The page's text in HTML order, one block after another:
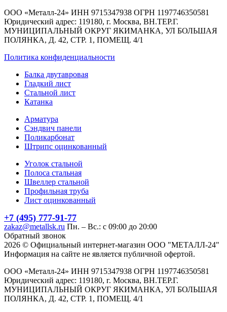
ООО «Металл-24» ИНН 9715347938 ОГРН 1197746350581
Юридический адрес: 119180, г. Москва, ВН.ТЕР.Г.
МУНИЦИПАЛЬНЫЙ ОКРУГ ЯКИМАНКА, УЛ БОЛЬШАЯ
ПОЛЯНКА, Д. 42, СТР. 1, ПОМЕЩ. 4/1
Политика конфиденциальности
Балка двутавровая
Гладкий лист
Стальной лист
Катанка
Арматура
Сэндвич панели
Поликарбонат
Штрипс оцинкованный
Уголок стальной
Полоса стальная
Швеллер стальной
Профильная труба
Лист оцинкованный
+7 (495) 777-91-77
zakaz@metallsk.ru Пн. – Вс.: с 09:00 до 20:00
Обратный звонок
2026 © Официальный интернет-магазин ООО "МЕТАЛЛ-24"
Информация на сайте не является публичной офертой.
ООО «Металл-24» ИНН 9715347938 ОГРН 1197746350581
Юридический адрес: 119180, г. Москва, ВН.ТЕР.Г.
МУНИЦИПАЛЬНЫЙ ОКРУГ ЯКИМАНКА, УЛ БОЛЬШАЯ
ПОЛЯНКА, Д. 42, СТР. 1, ПОМЕЩ. 4/1